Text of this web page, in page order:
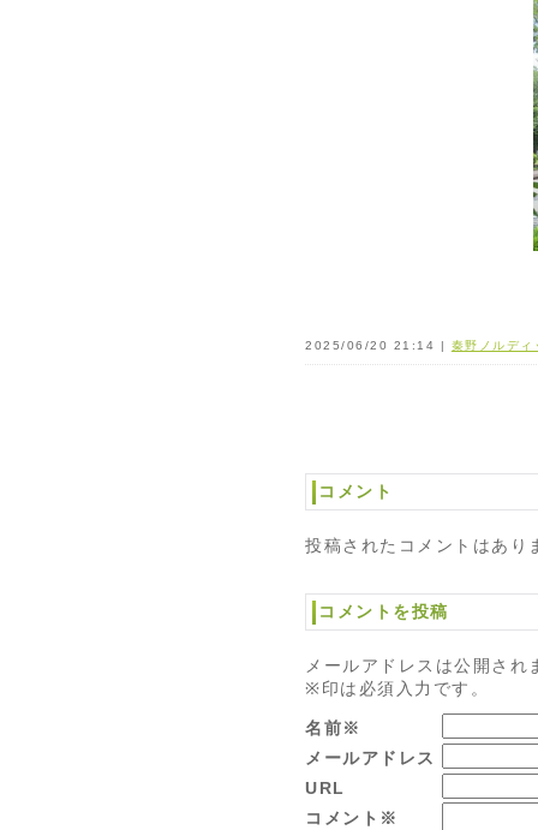
2025/06/20 21:14 | 秦野ノルディ
コメント
投稿されたコメントはあり
コメントを投稿
メールアドレスは公開され
※印は必須入力です。
名前※
メールアドレス
URL
コメント※